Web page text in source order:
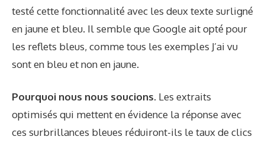
testé cette fonctionnalité avec les deuxtexte surligné
en jaune et bleu. Il semble que Google ait opté pour
les reflets bleus, comme tous les exemples J’ai vu
sont en bleu et non en jaune.
Pourquoi nous nous soucions. Les extraits
optimisés qui mettent en évidence la réponse avec
ces surbrillances bleues réduiront-ils le taux de clics